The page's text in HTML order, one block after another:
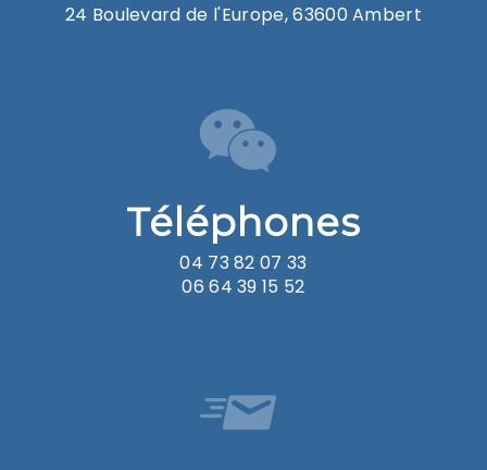
24 Boulevard de l'Europe, 63600 Ambert
Téléphones
04 73 82 07 33
06 64 39 15 52